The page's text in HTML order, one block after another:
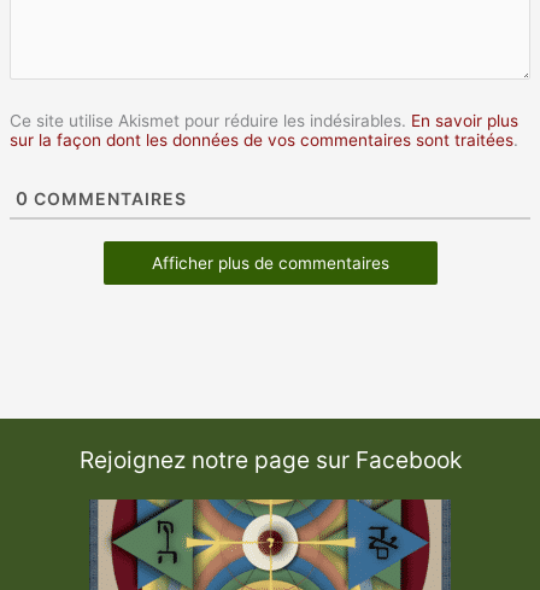
Ce site utilise Akismet pour réduire les indésirables. En savoir plus
sur la façon dont les données de vos commentaires sont traitées.
0 COMMENTAIRES
Afficher plus de commentaires
Rejoignez notre page sur Facebook